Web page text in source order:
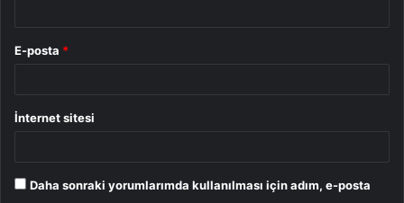
E-posta *
İnternet sitesi
Daha sonraki yorumlarımda kullanılması için adım, e-posta